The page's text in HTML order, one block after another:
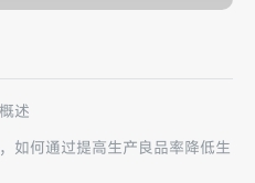
述
如何通过提高生产良品率降低生